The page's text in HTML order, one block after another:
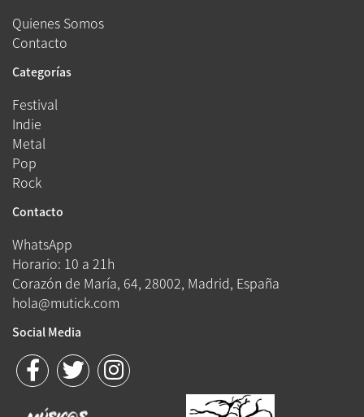
Quienes Somos
Contacto
Categorías
Festival
Indie
Metal
Pop
Rock
Contacto
WhatsApp
Horario: 10 a 21h
Corazón de María, 64, 28002, Madrid, España
hola@mutick.com
Social Media